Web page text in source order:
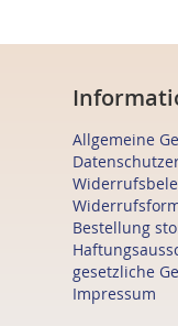
Allgemeine
Bestellung
gesetzliche
Impressum